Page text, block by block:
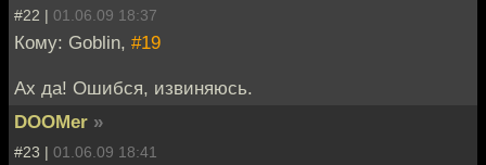
#22 | 01.06.09 18:37
Кому: Goblin, #19
Ах да! Ошибся, извиняюсь.
DOOMer »
#23 | 01.06.09 18:41